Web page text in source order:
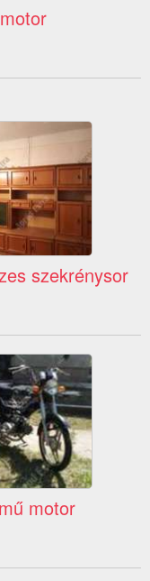
szekrénysor
motor